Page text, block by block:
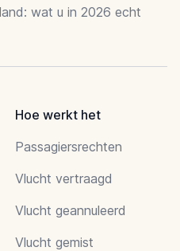
wat u in 2026 echt
Hoe werkt het
Passagiersrechten
Vlucht vertraagd
Vlucht geannuleerd
Vlucht gemist